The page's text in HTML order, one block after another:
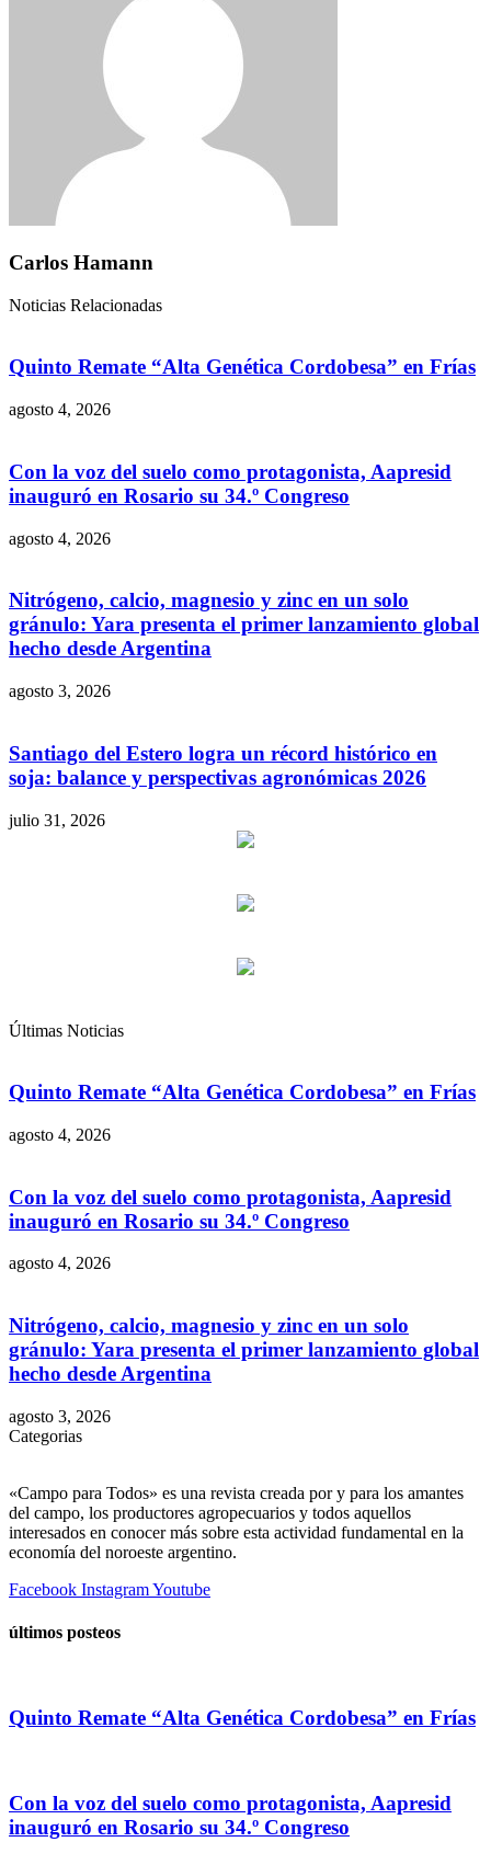
Carlos Hamann
Noticias Relacionadas
Quinto Remate “Alta Genética Cordobesa” en Frías
agosto 4, 2026
Con la voz del suelo como protagonista, Aapresid
inauguró en Rosario su 34.º Congreso
agosto 4, 2026
Nitrógeno, calcio, magnesio y zinc en un solo
gránulo: Yara presenta el primer lanzamiento global
hecho desde Argentina
agosto 3, 2026
Santiago del Estero logra un récord histórico en
soja: balance y perspectivas agronómicas 2026
julio 31, 2026
Últimas Noticias
Quinto Remate “Alta Genética Cordobesa” en Frías
agosto 4, 2026
Con la voz del suelo como protagonista, Aapresid
inauguró en Rosario su 34.º Congreso
agosto 4, 2026
Nitrógeno, calcio, magnesio y zinc en un solo
gránulo: Yara presenta el primer lanzamiento global
hecho desde Argentina
agosto 3, 2026
Categorias
«Campo para Todos» es una revista creada por y para los amantes
del campo, los productores agropecuarios y todos aquellos
interesados en conocer más sobre esta actividad fundamental en la
economía del noroeste argentino.
Facebook InstagramYoutube
últimos posteos
Quinto Remate “Alta Genética Cordobesa” en Frías
Con la voz del suelo como protagonista, Aapresid
inauguró en Rosario su 34.º Congreso